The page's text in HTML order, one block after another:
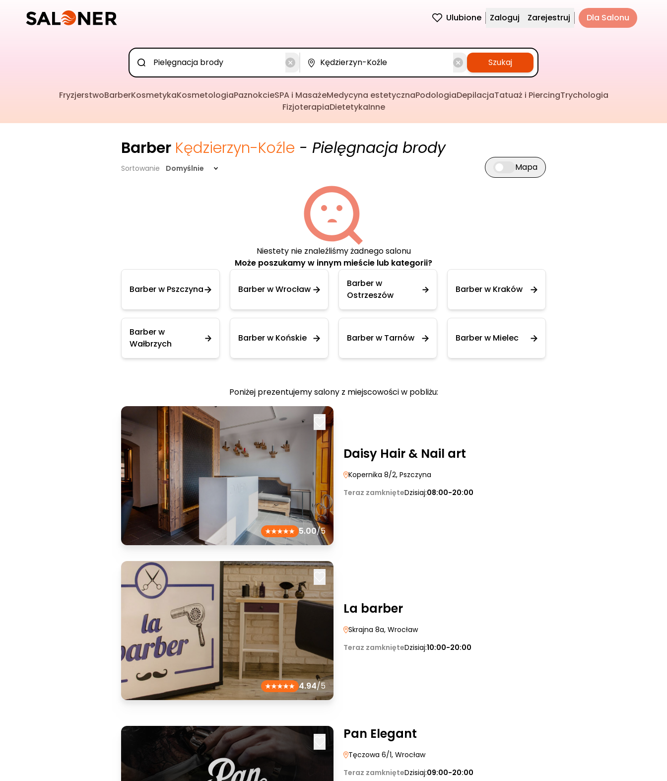
Ulubione Zaloguj Zarejestruj Dla Salonu
Szukaj
FryzjerstwoBarberKosmetykaKosmetologiaPaznokcieSPA i MasażeMedycyna estetycznaPodologiaDepilacjaTatuaż i PiercingTrychologia
FizjoterapiaDietetykaInne
Barber Kędzierzyn-Koźle - Pielęgnacja brody
Sortowanie Domyślnie Przełącz widok mapy
Mapa
Niestety nie znaleźliśmy żadnego salonu
Może poszukamy w innym mieście lub kategorii?
Barber w Pszczyna Barber w Wrocław
Barber w
Ostrzeszów
Barber w Kraków
Barber w
Wałbrzych
Barber w Końskie Barber w Tarnów Barber w Mielec
Poniżej prezentujemy salony z miejscowości w pobliżu:
5.00/5
Daisy Hair & Nail art
Kopernika 8/2, Pszczyna
Teraz zamknięteDzisiaj:08:00-20:00
4.94/5
La barber
Skrajna 8a, Wrocław
Teraz zamknięteDzisiaj:10:00-20:00
Pan Elegant
Tęczowa 6/1, Wrocław
Teraz zamknięteDzisiaj:09:00-20:00